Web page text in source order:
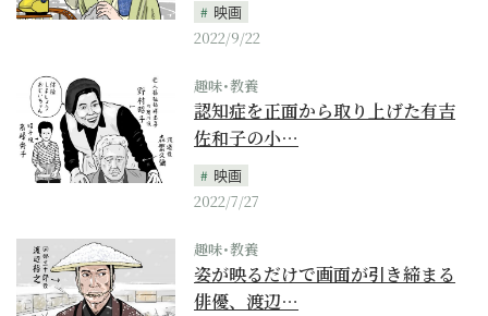
映画
2022/9/22
趣味･教養
認知症を正面から取り上げた有吉
佐和子の小…
映画
2022/7/27
趣味･教養
姿が映るだけで画面が引き締まる
俳優、渡辺…